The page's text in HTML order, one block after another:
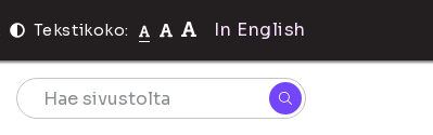
Tekstikoko: In English